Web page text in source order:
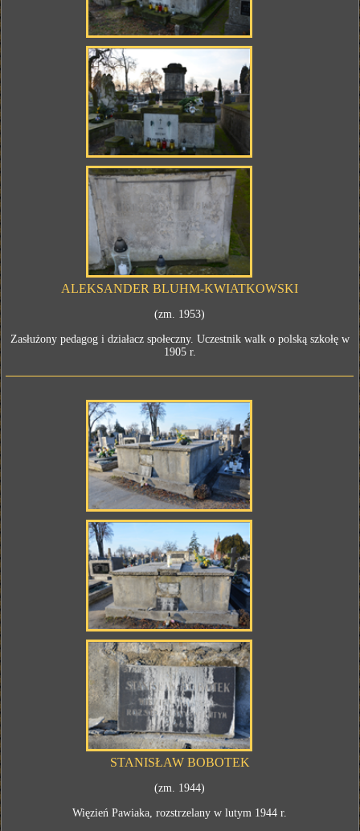
ALEKSANDER BLUHM-KWIATKOWSKI
(zm. 1953)
Zasłużony pedagog i działacz społeczny. Uczestnik walk o polską szkołę w
1905 r.
STANISŁAW BOBOTEK
(zm. 1944)
Więzień Pawiaka, rozstrzelany w lutym 1944 r.